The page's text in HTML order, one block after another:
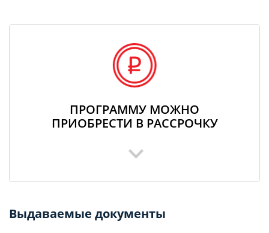
ПРОГРАММУ МОЖНО
ПРИОБРЕСТИ В РАССРОЧКУ
Выдаваемые документы